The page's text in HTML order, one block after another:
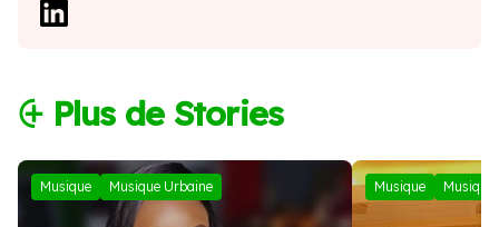
⨭ Plus de Stories
Musique Musique Urbaine Musique